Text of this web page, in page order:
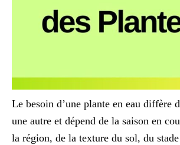
Le besoin d’une plante en eau diffère
une autre et dépend de la saison en
la région, de la texture du sol, du